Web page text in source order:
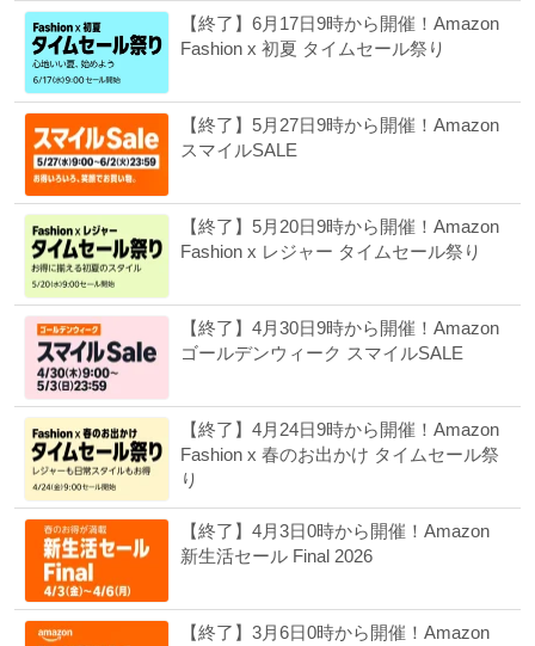
【終了】6月17日9時から開催！Amazon
Fashion x 初夏 タイムセール祭り
【終了】5月27日9時から開催！Amazon
スマイルSALE
【終了】5月20日9時から開催！Amazon
Fashion x レジャー タイムセール祭り
【終了】4月30日9時から開催！Amazon
ゴールデンウィーク スマイルSALE
【終了】4月24日9時から開催！Amazon
Fashion x 春のお出かけ タイムセール祭
り
【終了】4月3日0時から開催！Amazon
新生活セール Final 2026
【終了】3月6日0時から開催！Amazon